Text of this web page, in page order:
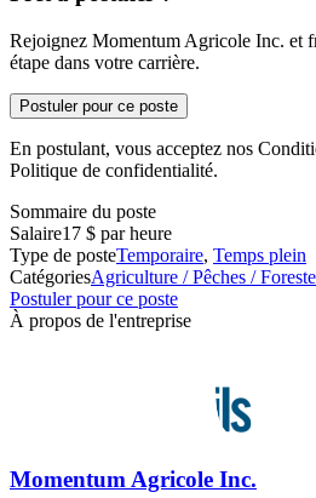
Rejoignez Momentum Agricole Inc. et
étape dans votre carrière.
Postuler pour ce poste
En postulant, vous acceptez nos
Politique de confidentialité.
Sommaire du poste
Salaire17 $ par heure
Type de posteTemporaire, Temps plein
CatégoriesAgriculture / Pêches /
Postuler pour ce poste
À propos de l'entreprise
Momentum Agricole Inc.